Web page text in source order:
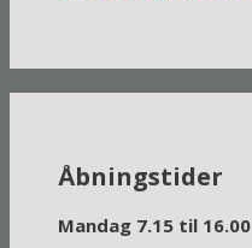
Åbningstider
Mandag 7.15 til 16.00